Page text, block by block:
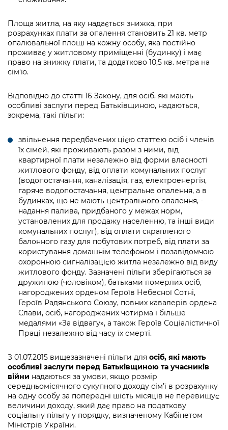
Площа житла, на яку надається знижка, при
розрахунках плати за опалення становить 21 кв. метр
опалювальної площі на кожну особу, яка постійно
проживає у житловому приміщенні (будинку) і має
право на знижку плати, та додатково 10,5 кв. метра на
сім'ю.
Відповідно до статті 16 Закону, для осіб, які мають
особливі заслуги перед Батьківщиною, надаються,
зокрема, такі пільги:
звільнення передбачених цією статтею осіб і членів
їх сімей, які проживають разом з ними, від
квартирної плати незалежно від форми власності
житлового фонду, від оплати комунальних послуг
(водопостачання, каналізація, газ, електроенергія,
гаряче водопостачання, центральне опалення, а в
будинках, що не мають центрального опалення, -
надання палива, придбаного у межах норм,
установлених для продажу населенню, та інші види
комунальних послуг), від оплати скрапленого
балонного газу для побутових потреб, від плати за
користування домашнім телефоном і позавідомчою
охоронною сигналізацією житла незалежно від виду
житлового фонду. Зазначені пільги зберігаються за
дружиною (чоловіком), батьками померлих осіб,
нагороджених орденом Героїв Небесної Сотні,
Героїв Радянського Союзу, повних кавалерів ордена
Слави, осіб, нагороджених чотирма і більше
медалями «За відвагу», а також Героїв Соціалістичної
Праці незалежно від часу їх смерті.
З 01.07.2015 вищезазначені пільги для осіб, які мають
особливі заслуги перед Батьківщиною та учасників
війни надаються за умови, якщо розмір
середньомісячного сукупного доходу сім’ї в розрахунку
на одну особу за попередні шість місяців не перевищує
величини доходу, який дає право на податкову
соціальну пільгу у порядку, визначеному Кабінетом
Міністрів України.